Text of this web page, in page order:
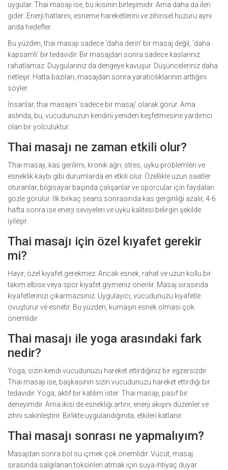
uygular. Thai masajı ise, bu ikisinin birleşimidir. Ama daha da ileri
gider: Enerji hatlarını, esneme hareketlerini ve zihinsel huzuru aynı
anda hedefler.
Bu yüzden, thai masajı sadece ‘daha derin’ bir masaj değil, ‘daha
kapsamlı’ bir tedavidir. Bir masajdan sonra sadece kaslarınız
rahatlamaz. Duygularınız da dengeye kavuşur. Düşünceleriniz daha
netleşir. Hatta bazıları, masajdan sonra yaratıcılıklarının arttığını
söyler.
İnsanlar, thai masajını ‘sadece bir masaj’ olarak görür. Ama
aslında, bu, vücudunuzun kendini yeniden keşfetmesine yardımcı
olan bir yolculuktur.
Thai masajı ne zaman etkili olur?
Thai masajı, kas gerilimi, kronik ağrı, stres, uyku problemleri ve
esneklik kaybı gibi durumlarda en etkili olur. Özellikle uzun saatler
oturanlar, bilgisayar başında çalışanlar ve sporcular için faydaları
gözle görülür. İlk birkaç seans sonrasında kas gerginliği azalır, 4-6
hafta sonra ise enerji seviyeleri ve uyku kalitesi belirgin şekilde
iyileşir.
Thai masajı için özel kıyafet gerekir
mi?
Hayır, özel kıyafet gerekmez. Ancak esnek, rahat ve uzun kollu bir
takım elbise veya spor kıyafet giymeniz önerilir. Masaj sırasında
kıyafetlerinizi çıkarmazsınız. Uygulayıcı, vücudunuzu kıyafetle
ovuşturur ve esnetir. Bu yüzden, kumaşın esnek olması çok
önemlidir.
Thai masajı ile yoga arasındaki fark
nedir?
Yoga, sizin kendi vücudunuzu hareket ettirdiğiniz bir egzersizdir.
Thai masajı ise, başkasının sizin vücudunuzu hareket ettirdiği bir
tedavidir. Yoga, aktif bir katılım ister. Thai masajı, pasif bir
deneyimdir. Ama ikisi de esnekliği artırır, enerji akışını düzenler ve
zihni sakinleştirir. Birlikte uygulandığında, etkileri katlanır.
Thai masajı sonrası ne yapmalıyım?
Masajdan sonra bol su içmek çok önemlidir. Vücut, masaj
sırasında salgılanan toksinleri atmak için suya ihtiyaç duyar.